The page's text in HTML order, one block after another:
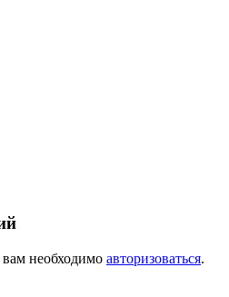
необходимо авторизоваться.